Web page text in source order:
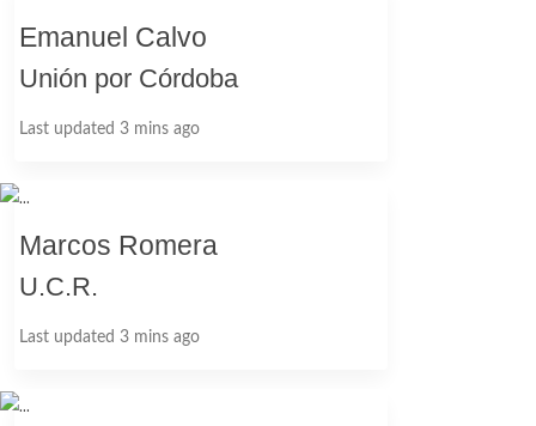
Emanuel Calvo
Unión por Córdoba
Last updated 3 mins ago
Marcos Romera
U.C.R.
Last updated 3 mins ago